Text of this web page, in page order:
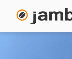
München